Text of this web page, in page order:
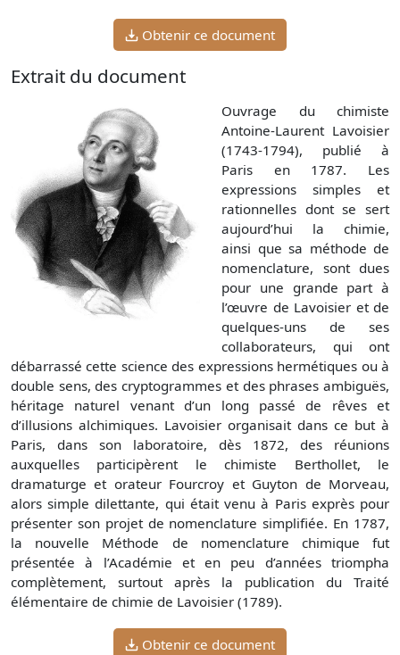
Obtenir ce document
Extrait du document
Ouvrage du chimiste
Antoine-Laurent Lavoisier
(1743-1794), publié à
Paris en 1787. Les
expressions simples et
rationnelles dont se sert
aujourd’hui la chimie,
ainsi que sa méthode de
nomenclature, sont dues
pour une grande part à
l’œuvre de Lavoisier et de
quelques-uns de ses
collaborateurs, qui ont
débarrassé cette science des expressions hermétiques ou à
double sens, des cryptogrammes et des phrases ambiguës,
héritage naturel venant d’un long passé de rêves et
d’illusions alchimiques. Lavoisier organisait dans ce but à
Paris, dans son laboratoire, dès 1872, des réunions
auxquelles participèrent le chimiste Berthollet, le
dramaturge et orateur Fourcroy et Guyton de Morveau,
alors simple dilettante, qui était venu à Paris exprès pour
présenter son projet de nomenclature simplifiée. En 1787,
la nouvelle Méthode de nomenclature chimique fut
présentée à l’Académie et en peu d’années triompha
complètement, surtout après la publication du Traité
élémentaire de chimie de Lavoisier (1789).
Obtenir ce document